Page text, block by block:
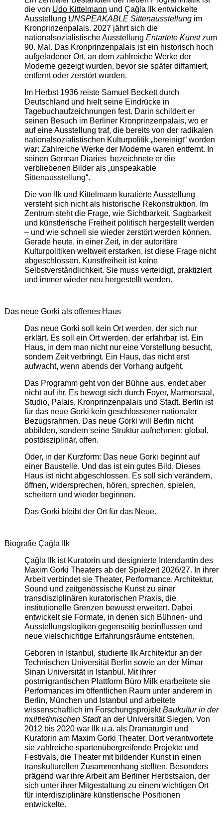
die von Udo Kittelmann und Çağla Ilk entwickelte
Ausstellung UNSPEAKABLE Sittenausstellungim
Kronprinzenpalais. 2027 jährt sich die
nationalsozialistische Ausstellung Entartete Kunstzum
90. Mal. Das Kronprinzenpalais ist ein historisch hoch
aufgeladener Ort, an dem zahlreiche Werke der
Moderne gezeigt wurden, bevor sie später diffamiert,
entfernt oder zerstört wurden.
Im Herbst 1936 reiste Samuel Beckett durch
Deutschland und hielt seine Eindrücke in
Tagebuchaufzeichnungen fest. Darin schildert er
seinen Besuch im Berliner Kronprinzenpalais, wo er
auf eine Ausstellung traf, die bereits von der radikalen
nationalsozialistischen Kulturpolitik „bereinigt“ worden
war: Zahlreiche Werke der Moderne waren entfernt. In
seinen German Diaries bezeichnete er die
verbliebenen Bilder als „unspeakable
Sittenausstellung“.
Die von Ilk und Kittelmann kuratierte Ausstellung
versteht sich nicht als historische Rekonstruktion. Im
Zentrum steht die Frage, wie Sichtbarkeit, Sagbarkeit
und künstlerische Freiheit politisch hergestellt werden
– und wie schnell sie wieder zerstört werden können.
Gerade heute, in einer Zeit, in der autoritäre
Kulturpolitiken weltweit erstarken, ist diese Frage nicht
abgeschlossen. Kunstfreiheit ist keine
Selbstverständlichkeit. Sie muss verteidigt, praktiziert
und immer wieder neu hergestellt werden.
Das neue Gorki als offenes Haus
Das neue Gorki soll kein Ort werden, der sich nur
erklärt. Es soll ein Ort werden, der erfahrbar ist. Ein
Haus, in dem man nicht nur eine Vorstellung besucht,
sondern Zeit verbringt. Ein Haus, das nicht erst
aufwacht, wenn abends der Vorhang aufgeht.
Das Programm geht von der Bühne aus, endet aber
nicht auf ihr. Es bewegt sich durch Foyer, Marmorsaal,
Studio, Palais, Kronprinzenpalais und Stadt. Berlin ist
für das neue Gorki kein geschlossener nationaler
Bezugsrahmen. Das neue Gorki will Berlin nicht
abbilden, sondern seine Struktur aufnehmen: global,
postdisziplinär, offen.
Oder, in der Kurzform: Das neue Gorki beginnt auf
einer Baustelle. Und das ist ein gutes Bild. Dieses
Haus ist nicht abgeschlossen. Es soll sich verändern,
öffnen, widersprechen, hören, sprechen, spielen,
scheitern und wieder beginnen.
Das Gorki bleibt der Ort für das Neue.
Biografie Çağla Ilk
Çağla Ilk ist Kuratorin und designierte Intendantin des
Maxim Gorki Theaters ab der Spielzeit 2026/27. In ihrer
Arbeit verbindet sie Theater, Performance, Architektur,
Sound und zeitgenössische Kunst zu einer
transdisziplinären kuratorischen Praxis, die
institutionelle Grenzen bewusst erweitert. Dabei
entwickelt sie Formate, in denen sich Bühnen- und
Ausstellungslogiken gegenseitig beeinflussen und
neue vielschichtige Erfahrungsräume entstehen.
Geboren in Istanbul, studierte Ilk Architektur an der
Technischen Universität Berlin sowie an der Mimar
Sinan Universität in Istanbul. Mit ihrer
postmigrantischen Plattform Büro Milk erarbeitete sie
Performances im öffentlichen Raum unter anderem in
Berlin, München und Istanbul und arbeitete
wissenschaftlich im ForschungsprojektBaukultur in der
multiethnischen Stadtan der Universität Siegen. Von
2012 bis 2020 war Ilk u.a. als Dramaturgin und
Kuratorin am Maxim Gorki Theater. Dort verantwortete
sie zahlreiche spartenübergreifende Projekte und
Festivals, die Theater mit bildender Kunst in einen
transkulturellen Zusammenhang stellten. Besonders
prägend war ihre Arbeit am Berliner Herbstsalon, der
sich unter ihrer Mitgestaltung zu einem wichtigen Ort
für interdisziplinäre künstlerische Positionen
entwickelte.